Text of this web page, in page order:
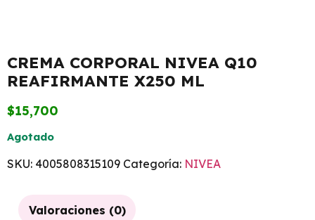
CREMA CORPORAL NIVEA Q10
REAFIRMANTE X250 ML
$15,700
Agotado
SKU: 4005808315109 Categoría: NIVEA
Valoraciones (0)